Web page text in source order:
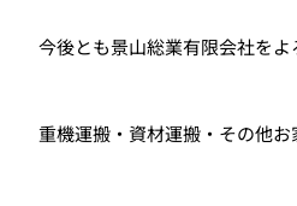
今後とも景山総業有限会社をよ
重機運搬・資材運搬・その他